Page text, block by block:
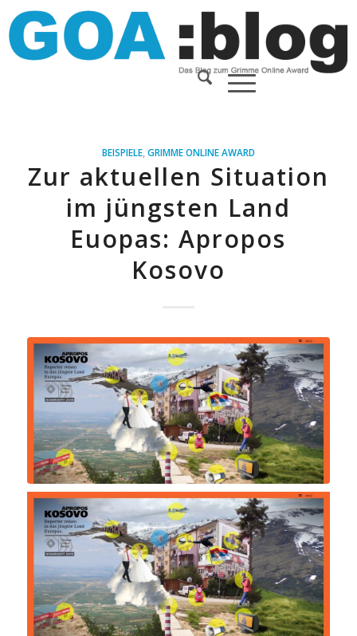
BEISPIELE, GRIMME ONLINE AWARD
Zur aktuellen Situation
im jüngsten Land
Euopas: Apropos
Kosovo